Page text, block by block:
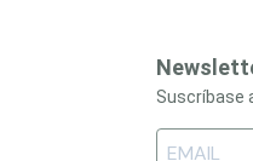
Suscríbase